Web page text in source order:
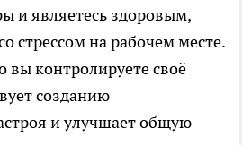
и являетесь здоровым,
стрессом на рабочем месте.
вы контролируете своё
созданию
и улучшает общую